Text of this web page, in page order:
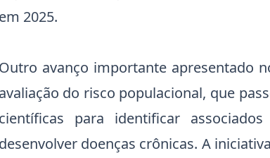
em 2025.
Outro avanço importante apresentado
avaliação do risco populacional, que
científicas para identificar
desenvolver doenças crônicas. A